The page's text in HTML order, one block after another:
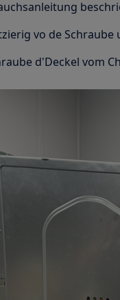
vo de
d'Deckel vom